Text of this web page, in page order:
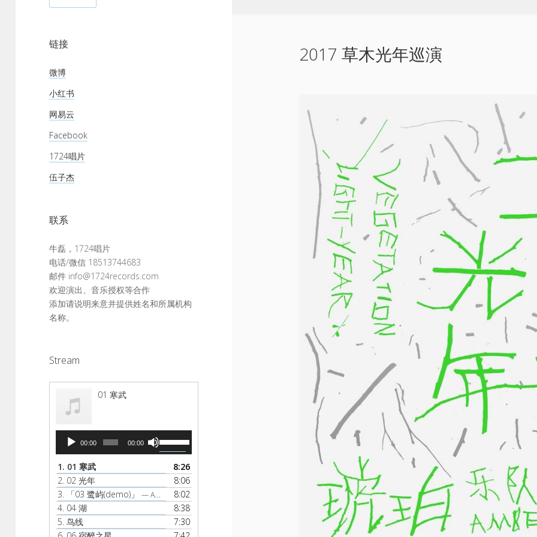
链接
微博
小红书
网易云
Facebook
1724唱片
伍子杰
联系
牛磊，1724唱片
电话/微信 18513744683
邮件 info@1724records.com
欢迎演出、音乐授权等合作
添加请说明来意并提供姓名和所属机构
名称。
Stream
01 寒武
播
放
器
00:00 00:00
/
下
箭
1. 01 寒武
8:26
2. 02 光年
8:06
3.
「03 鹭屿(demo)」 — AMBER
8:02
4. 04 湖
8:38
5. 鸟线
7:30
2017 草木光年巡演